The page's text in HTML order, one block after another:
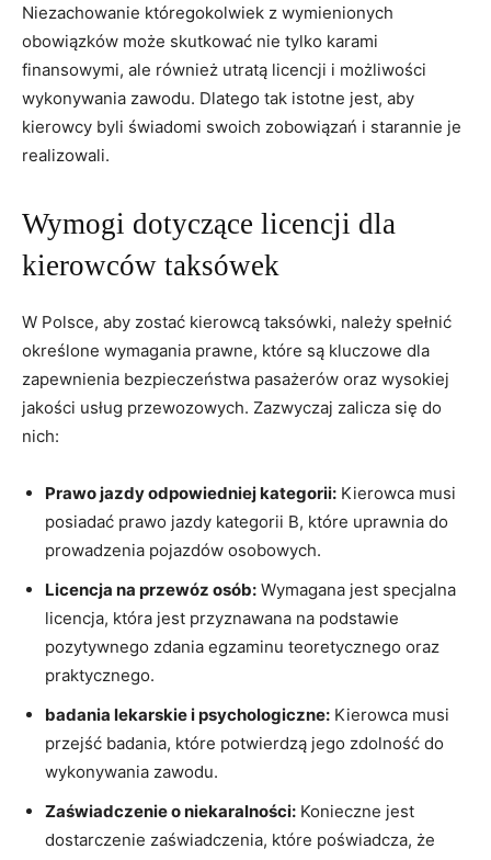
Niezachowanie któregokolwiek z wymienionych
obowiązków może skutkować nie tylko karami
finansowymi, ale również utratą licencji i możliwości
wykonywania zawodu. Dlatego tak istotne jest, aby
kierowcy byli świadomi swoich zobowiązań i starannie je
realizowali.
Wymogi dotyczące licencji dla
kierowców taksówek
W Polsce, aby zostać kierowcą taksówki, należy spełnić
określone wymagania prawne, które są kluczowe dla
zapewnienia bezpieczeństwa pasażerów oraz wysokiej
jakości usług przewozowych. Zazwyczaj zalicza się do
nich:
Prawo jazdy odpowiedniej kategorii: Kierowca musi
posiadać prawo jazdy kategorii B, które uprawnia do
prowadzenia pojazdów osobowych.
Licencja na przewóz osób: Wymagana jest specjalna
licencja, która jest przyznawana na podstawie
pozytywnego zdania egzaminu teoretycznego oraz
praktycznego.
badania lekarskie i psychologiczne: Kierowca musi
przejść badania, które potwierdzą jego zdolność do
wykonywania zawodu.
Zaświadczenie o niekaralności: Konieczne jest
dostarczenie zaświadczenia, które poświadcza, że